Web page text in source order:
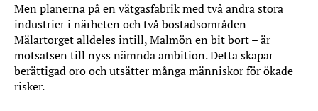
Men planerna på en vätgasfabrik med två andra stora
industrier i närheten och två bostadsområden –
Mälartorget alldeles intill, Malmön en bit bort – är
motsatsen till nyss nämnda ambition. Detta skapar
berättigad oro och utsätter många människor för ökade
risker.